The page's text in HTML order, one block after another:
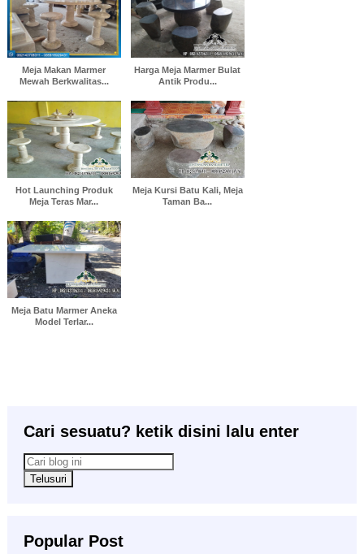
Meja Makan Marmer
Mewah Berkwalitas...
Harga Meja Marmer Bulat
Antik Produ...
Hot Launching Produk
Meja Teras Mar...
Meja Kursi Batu Kali, Meja
Taman Ba...
Meja Batu Marmer Aneka
Model Terlar...
Cari sesuatu? ketik disini lalu enter
Popular Post